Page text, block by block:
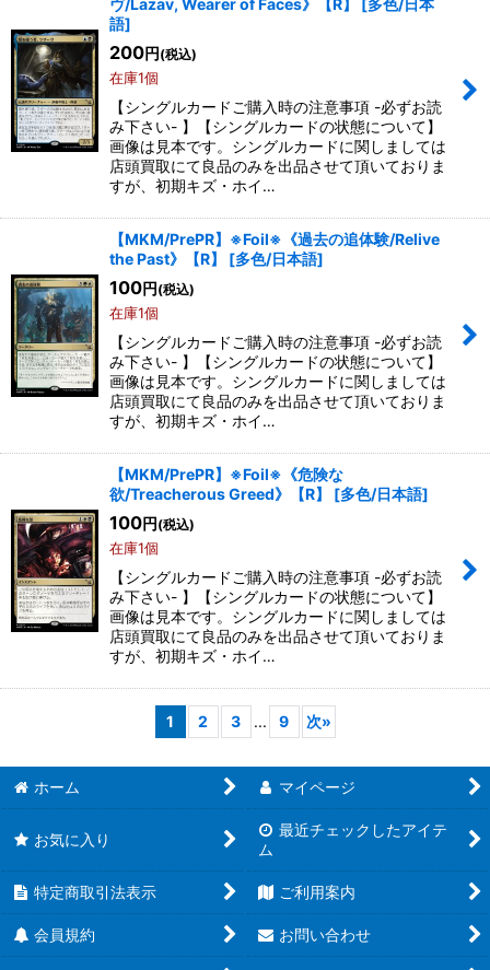
ヴ/Lazav, Wearer of Faces》【R】
[多色/日本
語]
200円 (税込)
在庫1個
【シングルカードご購入時の注意事項 -必ずお読
み下さい- 】【シングルカードの状態について】
画像は見本です。シングルカードに関しましては
店頭買取にて良品のみを出品させて頂いておりま
すが、初期キズ・ホイ…
【MKM/PrePR】※Foil※《過去の追体験/Relive
the Past》【R】
[多色/日本語]
100円 (税込)
在庫1個
【シングルカードご購入時の注意事項 -必ずお読
み下さい- 】【シングルカードの状態について】
画像は見本です。シングルカードに関しましては
店頭買取にて良品のみを出品させて頂いておりま
すが、初期キズ・ホイ…
【MKM/PrePR】※Foil※《危険な
欲/Treacherous Greed》【R】
[多色/日本語]
100円 (税込)
在庫1個
【シングルカードご購入時の注意事項 -必ずお読
み下さい- 】【シングルカードの状態について】
画像は見本です。シングルカードに関しましては
店頭買取にて良品のみを出品させて頂いておりま
すが、初期キズ・ホイ…
1 2 3 ... 9 次»
ホーム マイページ
お気に入り
最近チェックしたアイテ
ム
特定商取引法表示 ご利用案内
会員規約 お問い合わせ